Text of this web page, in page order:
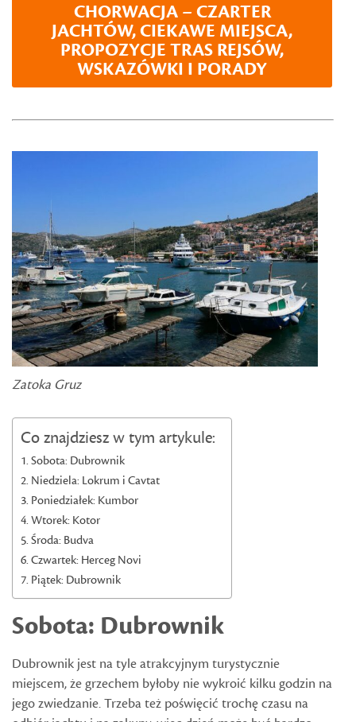
CHORWACJA – CZARTER
JACHTÓW, CIEKAWE MIEJSCA,
PROPOZYCJE TRAS REJSÓW,
WSKAZÓWKI I PORADY
Zatoka Gruz
Co znajdziesz w tym artykule:
Sobota: Dubrownik
Niedziela: Lokrum i Cavtat
Poniedziałek: Kumbor
Wtorek: Kotor
Środa: Budva
Czwartek: Herceg Novi
Piątek: Dubrownik
Sobota: Dubrownik
Dubrownik jest na tyle atrakcyjnym turystycznie
miejscem, że grzechem byłoby nie wykroić kilku godzin na
jego zwiedzanie. Trzeba też poświęcić trochę czasu na